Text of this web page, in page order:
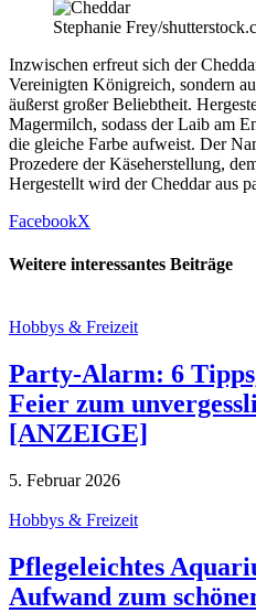
Stephanie Frey/
Inzwischen erfreut sich der
Vereinigten Königreich, sondern
äußerst großer Beliebtheit.
Magermilch, sodass der Laib am
die gleiche Farbe aufweist. Der
Prozedere der Käseherstellung,
Hergestellt wird der Cheddar aus
FacebookX
Weitere interessantes Beiträge
Hobbys & Freizeit
Party-Alarm: 6
Feier zum
[ANZEIGE]
5. Februar 2026
Hobbys & Freizeit
Pflegeleichtes
Aufwand zum